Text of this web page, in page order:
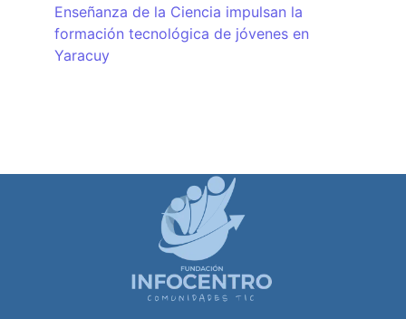
Enseñanza de la Ciencia impulsan la
formación tecnológica de jóvenes en
Yaracuy